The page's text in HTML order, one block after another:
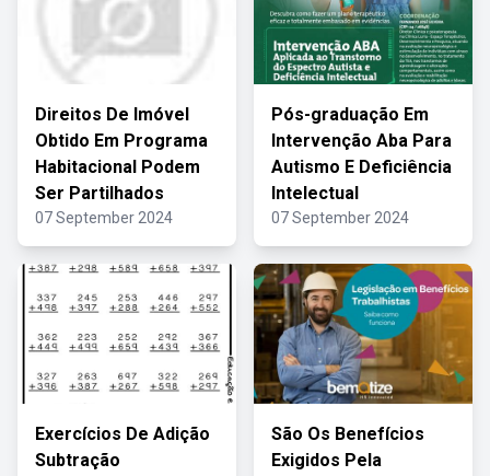
Direitos De Imóvel
Obtido Em Programa
Habitacional Podem
Ser Partilhados
07 September 2024
Pós-graduação Em
Intervenção Aba Para
Autismo E Deficiência
Intelectual
07 September 2024
Exercícios De Adição
Subtração
São Os Benefícios
Exigidos Pela